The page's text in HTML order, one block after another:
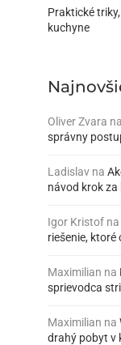
Praktické
kuchyne
Oliver Zvara na
správny
Ladislav na
návod krok za
Igor Kristof na
riešenie,
Maximilian na
sprievodca
Maximilian na
drahý pobyt v